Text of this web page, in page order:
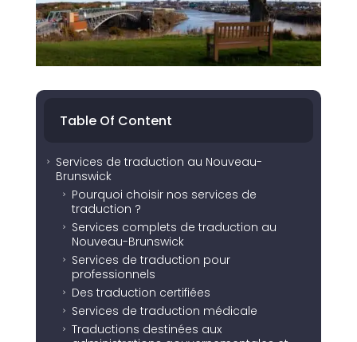
Table Of Content
5
Services de traduction au Nouveau-
Brunswick
5
Pourquoi choisir nos services de
traduction ?
5
Services complets de traduction au
Nouveau-Brunswick
5
Services de traduction pour
professionnels
5 Des traduction certifiées
5 Services de traduction médicale
5
Traductions destinées aux